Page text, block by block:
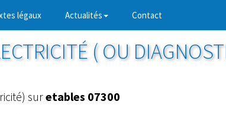
légaux Actualités Contact
( OU
suretables 07300